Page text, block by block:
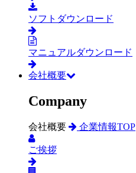
ソフトダウンロード
マニュアルダウンロード
会社概要
Company
会社概要 企業情報TOP
ご挨拶